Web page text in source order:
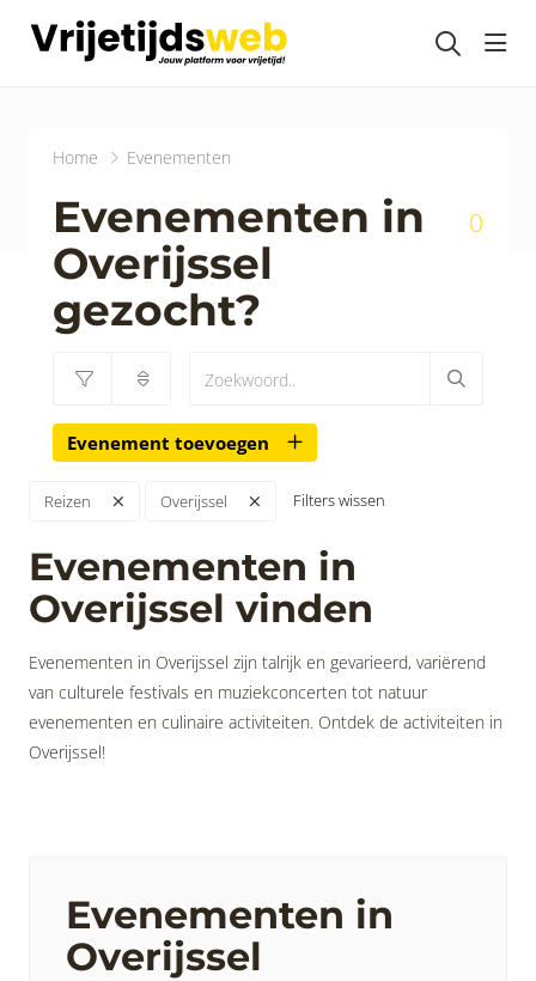
Home Evenementen
Evenementen in
Overijssel
gezocht?
0
Evenement toevoegen
Reizen Overijssel Filters wissen
Evenementen in
Overijssel vinden
Evenementen in Overijssel zijn talrijk en gevarieerd, variërend
van culturele festivals en muziekconcerten tot natuur
evenementen en culinaire activiteiten. Ontdek de activiteiten in
Overijssel!
Evenementen in
Overijssel